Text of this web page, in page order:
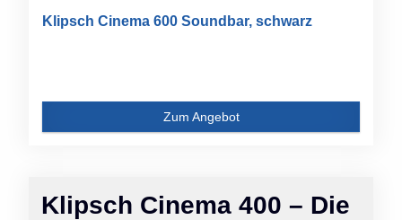
Klipsch Cinema 400 – Die
Klipsch Cinema 600 Soundbar, schwarz
Zum Angebot